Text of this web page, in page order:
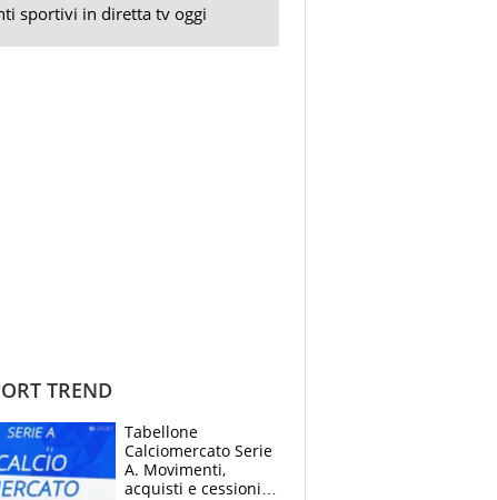
sportivi in diretta tv oggi
TREND
Tabellone
Calciomercato Serie
A. Movimenti,
acquisti e cessioni: